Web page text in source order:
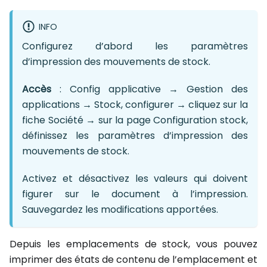
INFO
Configurez d’abord les paramètres
d’impression des mouvements de stock.
Accès : Config applicative → Gestion des
applications → Stock, configurer → cliquez sur la
fiche Société → sur la page Configuration stock,
définissez les paramètres d’impression des
mouvements de stock.
Activez et désactivez les valeurs qui doivent
figurer sur le document à l’impression.
Sauvegardez les modifications apportées.
Depuis les emplacements de stock, vous pouvez
imprimer des états de contenu de l’emplacement et